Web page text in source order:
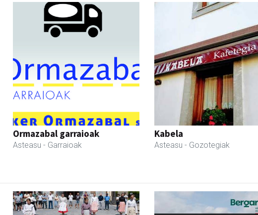
Ormazabal garraioak
Asteasu - Garraioak
Kabela
Asteasu - Gozotegiak